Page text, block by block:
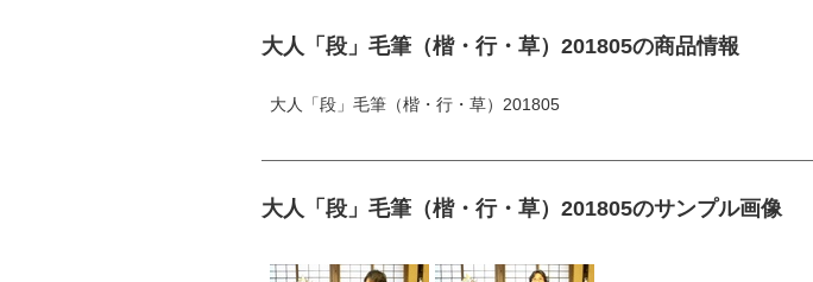
大人「段」毛筆（楷・行・草）201805の商品情報
大人「段」毛筆（楷・行・草）201805
大人「段」毛筆（楷・行・草）201805のサンプル画像